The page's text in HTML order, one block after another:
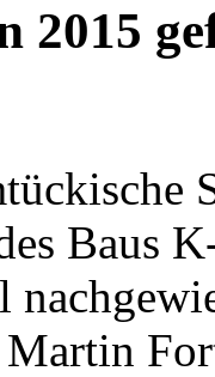
2015
Baus